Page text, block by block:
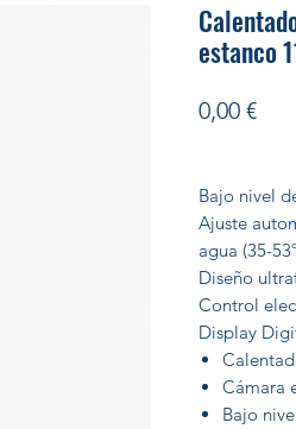
estanco
0,00 €
Bajo nivel
Ajuste
agua (35-
Diseño
Control
Display
Cámara
Bajo